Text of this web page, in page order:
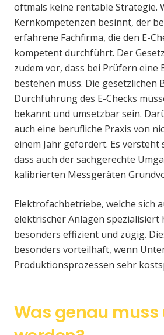
oftmals keine rentable Strategie.
Kernkompetenzen besinnt, der
erfahrene Fachfirma, die den E-
kompetent durchführt. Der
zudem vor, dass bei Prüfern eine
bestehen muss. Die gesetzlichen
Durchführung des E-Checks
bekannt und umsetzbar sein.
auch eine berufliche Praxis von
einem Jahr gefordert. Es versteht
dass auch der sachgerechte
kalibrierten Messgeräten
Elektrofachbetriebe, welche sich
elektrischer Anlagen spezialisiert
besonders effizient und zügig.
besonders vorteilhaft, wenn
Produktionsprozessen sehr
Was genau